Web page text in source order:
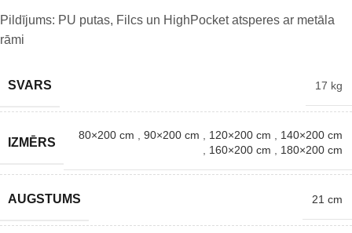
Pildījums: PU putas, Filcs un HighPocket atsperes ar metāla
rāmi
SVARS 17 kg
IZMĒRS
80×200 cm , 90×200 cm , 120×200 cm , 140×200 cm
, 160×200 cm , 180×200 cm
AUGSTUMS 21 cm